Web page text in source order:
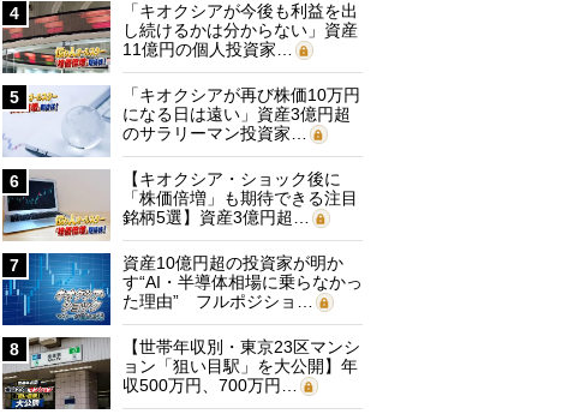
4
「キオクシアが今後も利益を出
し続けるかは分からない」資産
11億円の個人投資家…
5
「キオクシアが再び株価10万円
になる日は遠い」資産3億円超
のサラリーマン投資家…
6
【キオクシア・ショック後に
「株価倍増」も期待できる注目
銘柄5選】資産3億円超…
7
資産10億円超の投資家が明か
す“AI・半導体相場に乗らなかっ
た理由” フルポジショ…
8
【世帯年収別・東京23区マンシ
ョン「狙い目駅」を大公開】年
収500万円、700万円…